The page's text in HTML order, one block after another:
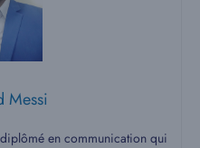
Messi
en communication qui